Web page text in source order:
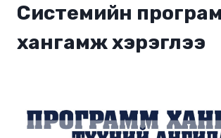
Системийн
хангамж хэрэглээ